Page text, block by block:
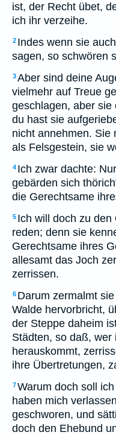
ist, der Recht übet,
ich ihr verzeihe.
2 Indes wenn sie
sagen, so schwören
3Aber sind deine
vielmehr auf Treue
geschlagen, aber sie
du hast sie
nicht annehmen. Sie
als Felsgestein, sie
4 Ich zwar dachte:
gebärden sich
die Gerechtsame
5 Ich will doch zu
reden; denn sie
Gerechtsame ihres
allesamt das Joch
zerrissen.
6 Darum zermalmt
Walde hervorbricht,
der Steppe daheim
Städten, so daß, wer
herauskommt,
ihre Übertretungen,
7Warum doch soll
haben mich
geschworen, und
doch den Ehebund